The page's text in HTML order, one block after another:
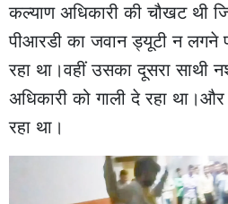
कल्याण अधिकारी की चौखट थी
पीआरडी का जवान ड्यूटी न लगने
रहा था।वहीं उसका दूसरा साथी
अधिकारी को गाली दे रहा
रहा था।